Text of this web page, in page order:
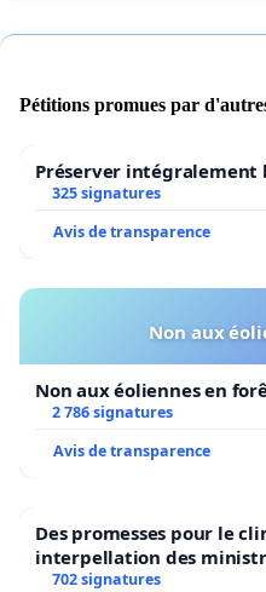
nouvelliste/opinions/
*Analyse de Djemila
http://
benhabib/jovialisme-
Pétitions promues par
Préserver intégralement
325 signatures
Avis de transparence
Non aux
Non aux éoliennes en
2 786 signatures
Avis de transparence
Des promesses pour le
interpellation des
l’environnement.
702 signatures